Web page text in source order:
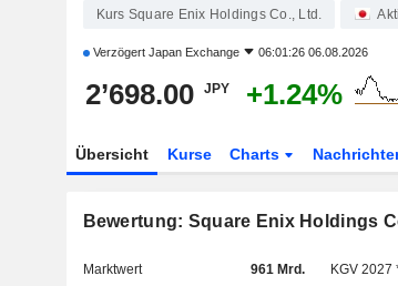
Kurs Square Enix Holdings Co., Ltd.
Verzögert Japan Exchange 06:01:26 06.08.2026
2’698.00 JPY +1.24%
Übersicht Kurse Charts
Bewertung: Square Enix Holdings
Marktwert 961 Mrd. KGV 2027